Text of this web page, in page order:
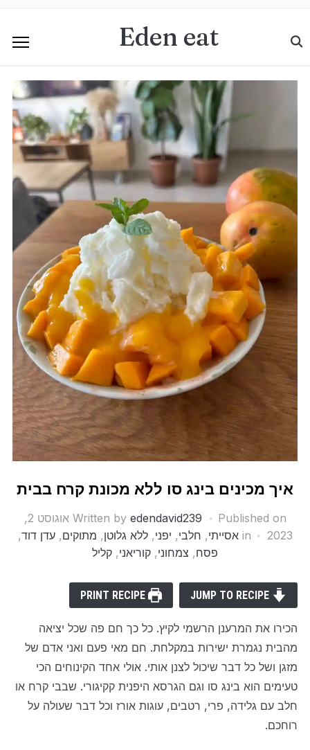
Eden eat
איך מכינים בינג סו ללא מכונת קרח בבית
Written by edendavid239 Published on
אוגוסט 2,
2023
in אסייתי, חלבי, יפני,ללא גלוטן, מתוקים,עדן דוד,
פסח, צמחוני, קוריאני, קליל
PRINT RECIPE
הכירו את המרענן הרשמי לקיץ. כל כך חם פה שכל יציאה
מהבית נגמרת ישירות במקלחת. חם מאי פעם ואני אדם של
מזגן ושל כל דבר שיכול לצנן אותי. אולי אחד הקינוחים הכי
טעימים הוא בינג סו וגם הגרסא היפנית קקיגורי. שבבי קרח או
חלב עם גלידה, פרי, רטבים, עוגות אורז וכל דבר שעולה על
רוחכם.